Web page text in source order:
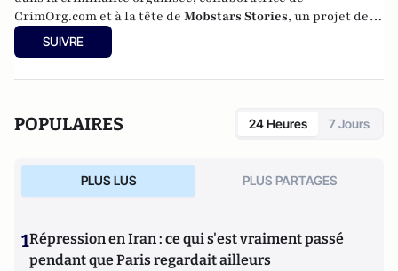
CrimOrg.com et à la tête de Mobstars Stories, un projet de
contenus sur les réseaux sociaux qui explore les
dynamiques du crime organisé et ses représentations.
SUIVRE
POPULAIRES 24 Heures 7 Jours
PLUS LUS PLUS PARTAGES
1Répression en Iran : ce qui s'est vraiment passé
pendant que Paris regardait ailleurs